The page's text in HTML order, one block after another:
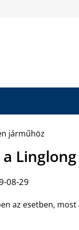
08-29
az esetben,